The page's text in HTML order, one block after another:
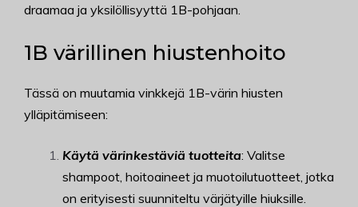
draamaa ja yksilöllisyyttä 1B-pohjaan.
1B värillinen hiustenhoito
Tässä on muutamia vinkkejä 1B-värin hiusten
ylläpitämiseen:
Käytä värinkestäviä tuotteita: Valitse
shampoot, hoitoaineet ja muotoilutuotteet, jotka
on erityisesti suunniteltu värjätyille hiuksille.